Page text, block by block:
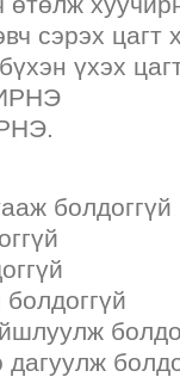
сэрэх цагт
үхэх
болдоггүй